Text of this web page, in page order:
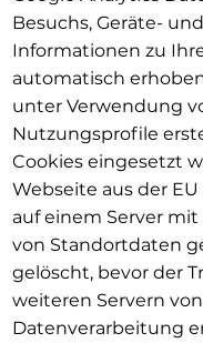
Besuchs, Geräte-
Informationen zu
automatisch
unter Verwendung
Nutzungsprofile
Cookies eingesetzt
Webseite aus der
auf einem Server
von Standortdaten
gelöscht, bevor der
weiteren Servern
Datenverarbeitung